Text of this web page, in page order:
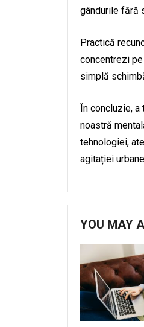
gândurile fără
Practică
concentrezi
simplă
În concluzie,
noastră
tehnologiei,
agitației
YOU MAY